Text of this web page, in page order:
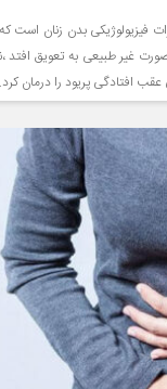
فیزیولوژیکی بدن زنان
غیر طبیعی به تعویق افتد
افتادگی پریود را درمان کرد.